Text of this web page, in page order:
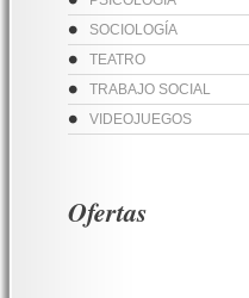
SOCIOLOGÍA
TEATRO
TRABAJO SOCIAL
VIDEOJUEGOS
Ofertas